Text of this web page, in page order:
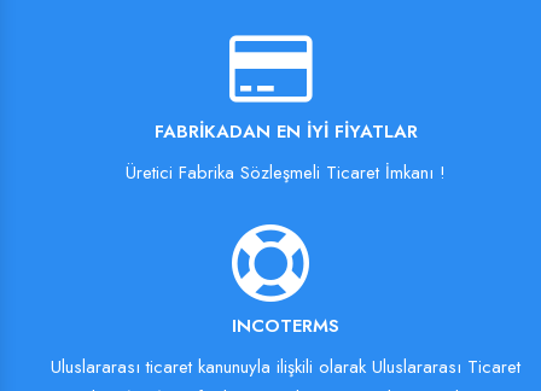
FABRIKADAN EN İYI FIYATLAR
Üretici Fabrika Sözleşmeli Ticaret İmkanı !
INCOTERMS
Uluslararası ticaret kanunuyla ilişkili olarak Uluslararası Ticaret